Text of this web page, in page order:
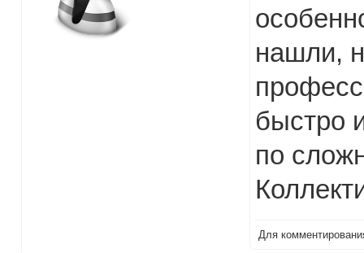
нашли,
быстро
по
Для